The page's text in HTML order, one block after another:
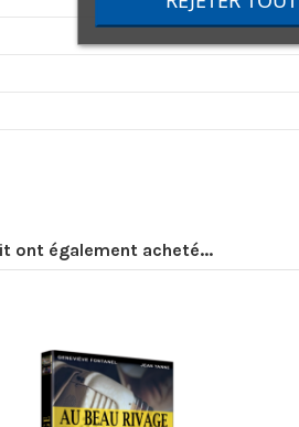
ont également acheté...